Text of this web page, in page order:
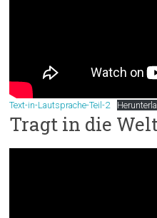
Text-in-Lautsprache-Teil-2
Tragt in die